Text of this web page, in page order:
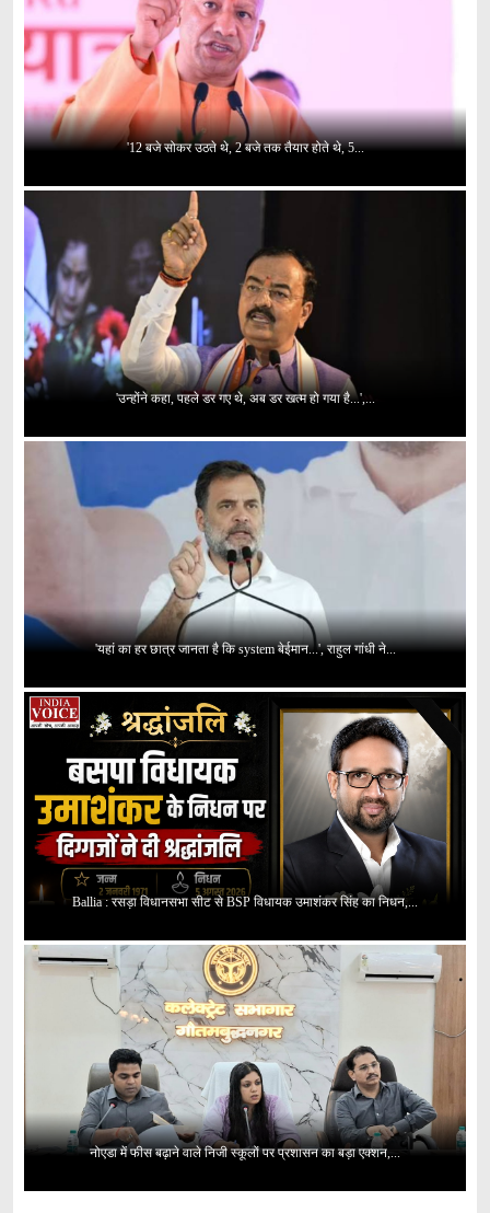
'12 बजे सोकर उठते थे, 2 बजे तक तैयार होते थे, 5...
'उन्होंने कहा, पहले डर गए थे, अब डर खत्म हो गया है...',...
'यहां का हर छात्र जानता है कि system बेईमान...', राहुल गांधी ने...
Ballia : रसड़ा विधानसभा सीट से BSP विधायक उमाशंकर सिंह का निधन,...
नोएडा में फीस बढ़ाने वाले निजी स्कूलों पर प्रशासन का बड़ा एक्शन,...